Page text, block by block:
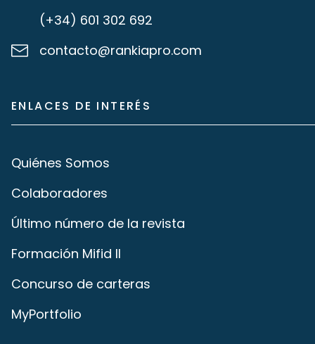
(+34) 601 302 692
contacto@rankiapro.com
ENLACES DE INTERÉS
Quiénes Somos
Colaboradores
Último número de la revista
Formación Mifid II
Concurso de carteras
MyPortfolio